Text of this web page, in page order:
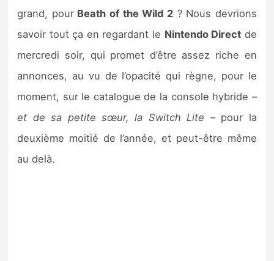
grand, pourBeath of the Wild 2? Nous devrions
savoir tout ça en regardant le Nintendo Direct de
mercredi soir, qui promet d’être assez riche en
annonces, au vu de l’opacité qui règne, pour le
moment, sur le catalogue de la console hybride –
et de sa petite sœur, la Switch Lite – pour la
deuxième moitié de l’année, et peut-être même
au delà.